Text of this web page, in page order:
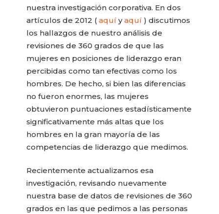
nuestra investigación corporativa. En dos
artículos de 2012 (aquí yaquí ) discutimos
los hallazgos de nuestro análisis de
revisiones de 360 ​​grados de que las
mujeres en posiciones de liderazgo eran
percibidas como tan efectivas como los
hombres. De hecho, si bien las diferencias
no fueron enormes, las mujeres
obtuvieron puntuaciones estadísticamente
significativamente más altas que los
hombres en la gran mayoría de las
competencias de liderazgo que medimos.
Recientemente actualizamos esa
investigación, revisando nuevamente
nuestra base de datos de revisiones de 360
​​grados en las que pedimos a las personas